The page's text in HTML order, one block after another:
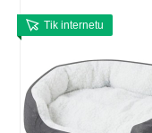
Tik internetu